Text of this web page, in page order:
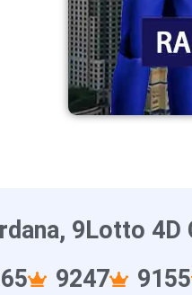
9Lotto 4D
9247 9155